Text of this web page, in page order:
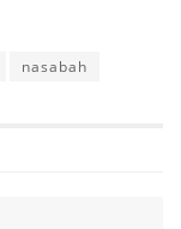
nasabah